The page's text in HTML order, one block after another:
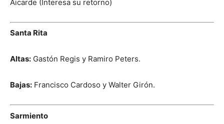
Aicarde (Interesa su retorno)
Santa Rita
Altas: Gastón Regis y Ramiro Peters.
Bajas: Francisco Cardoso y Walter Girón.
Sarmiento